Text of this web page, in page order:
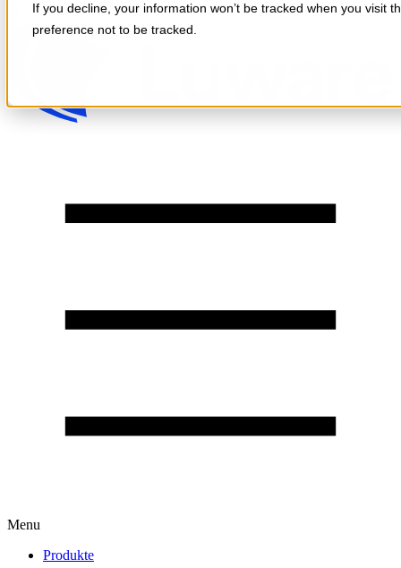
If you decline, your information won’t be tracked when you visit
preference not to be tracked.
Skip to content
Menu
Produkte